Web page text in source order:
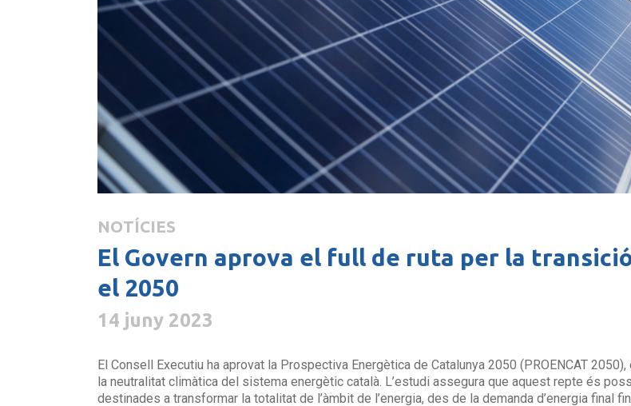
NOTÍCIES
El Govern aprova el full de ruta per la
el 2050
14 juny 2023
El Consell Executiu ha aprovat la Prospectiva Energètica de Catalunya 2050 (PROENCAT
la neutralitat climàtica del sistema energètic català. L’estudi assegura que aquest repte és
destinades a transformar la totalitat de l’àmbit de l’energia, des de la demanda d’energia final